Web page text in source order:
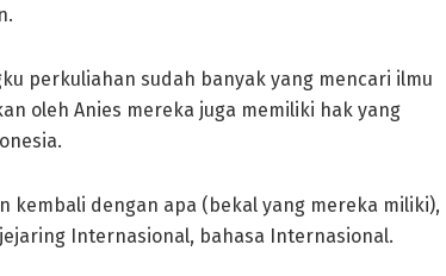
perkuliahan sudah banyak yang mencari ilmu
oleh Anies mereka juga memiliki hak yang
kembali dengan apa (bekal yang mereka miliki),
Internasional, bahasa Internasional.